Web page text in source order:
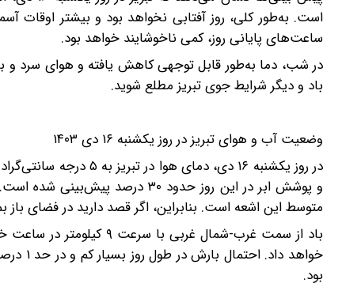
است. به‌طور کلی، روز آفتابی نخواهد بود و بیشتر اوقات
ساعت‌های پایانی روز، کمی ناخوشایند خواهد بود.
در شب، دما به‌طور قابل توجهی کاهش یافته و هوای سرد و
باد و دیگر شرایط جوی تبریز مطلع شوید.
وضعیت آب و هوای تبریز در روز یکشنبه ۱۶ دی ۱۴۰۳
در روز یکشنبه ۱۶ دی،
متوسط این اشعه است. بنابراین، اگر قصد دارید در فضای
بود.